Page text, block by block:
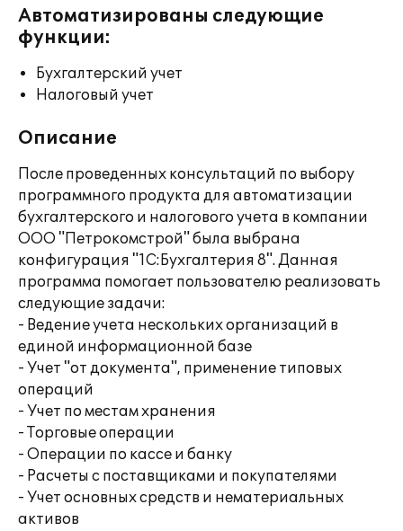
Автоматизированы следующие
функции:
Бухгалтерский учет
Налоговый учет
Описание
После проведенных консультаций по выбору
программного продукта для автоматизации
бухгалтерского и налогового учета в компании
ООО "Петрокомстрой" была выбрана
конфигурация "1С:Бухгалтерия 8". Данная
программа помогает пользователю реализовать
следующие задачи:
- Ведение учета нескольких организаций в
единой информационной базе
- Учет "от документа", применение типовых
операций
- Учет по местам хранения
- Торговые операции
- Операции по кассе и банку
- Расчеты с поставщиками и покупателями
- Учет основных средств и нематериальных
активов